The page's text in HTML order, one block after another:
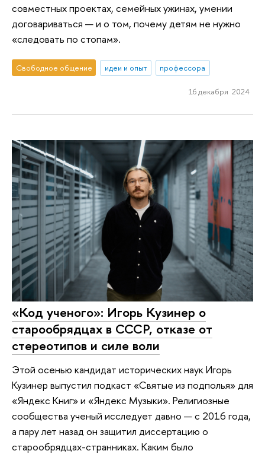
совместных проектах, семейных ужинах, умении
договариваться — и о том, почему детям не нужно
«следовать по стопам».
Свободное общение идеи и опыт профессора
16 декабря 2024
«Код ученого»: Игорь Кузинер о
старообрядцах в СССР, отказе от
стереотипов и силе воли
Этой осенью кандидат исторических наук Игорь
Кузинер выпустил подкаст «Святые из подполья» для
«Яндекс Книг» и «Яндекс Музыки». Религиозные
сообщества ученый исследует давно — с 2016 года,
а пару лет назад он защитил диссертацию о
старообрядцах-странниках. Каким было